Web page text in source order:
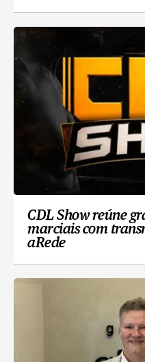
CDL Show reúne
marciais com
aRede